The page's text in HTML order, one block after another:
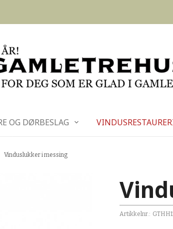
OG DØRBESLAG
Vinduslukker i messing
Artikkelnr.: